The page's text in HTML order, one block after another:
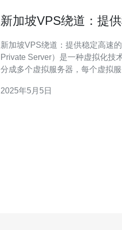
新加坡VPS绕道：提
新加坡VPS绕道：提供稳定高速的网络连接
Private Server）是一种虚拟化技
分成多个虚拟服务器，每个虚拟
2025年5月5日